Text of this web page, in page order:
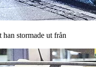
stormade ut från